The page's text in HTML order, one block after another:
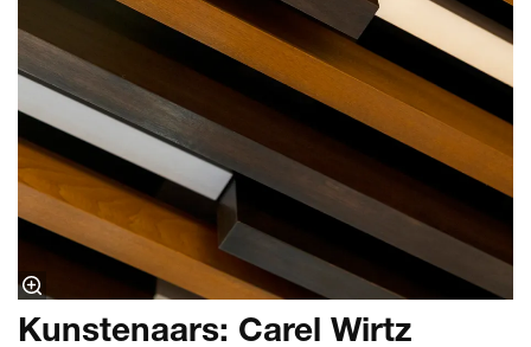
Kunstenaars: Carel Wirtz